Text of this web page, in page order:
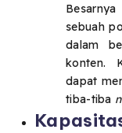
sebuah
dalam
konten.
dapat
tiba-tiba